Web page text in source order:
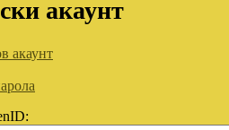
акаунт
акаунт